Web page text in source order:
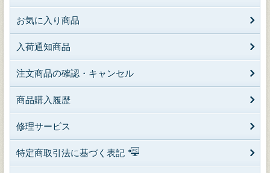
お気に入り商品
入荷通知商品
注文商品の確認・キャンセル
商品購入履歴
修理サービス
特定商取引法に基づく表記